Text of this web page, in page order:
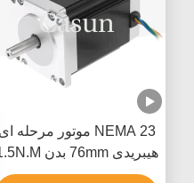
NEMA 23 موتور مرحله ای
هیبریدی 76mm بدن 1.5N.M
برای ماشین CNC